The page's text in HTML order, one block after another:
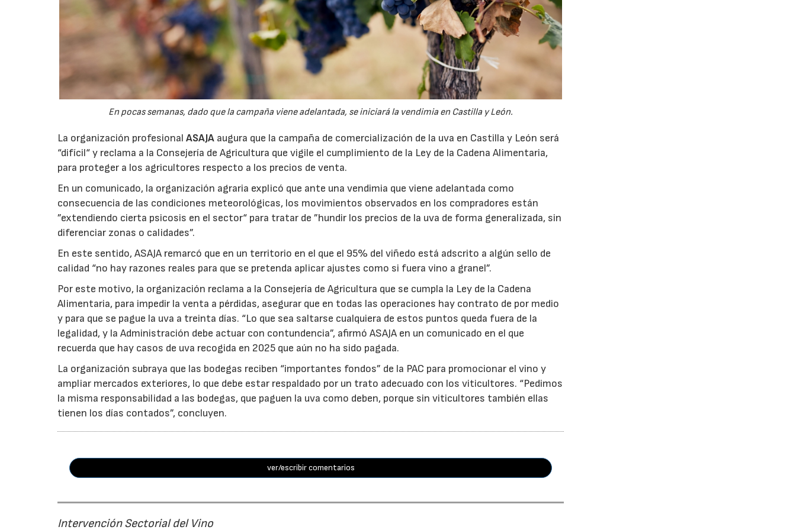
En pocas semanas, dado que la campaña viene adelantada, se iniciará la vendimia en Castilla y León.
La organización profesionalASAJA augura que la campaña de comercialización de la uva en Castilla y León será
“difícil“ y reclama a la Consejería de Agricultura que vigile el cumplimiento de la Ley de la Cadena Alimentaria,
para proteger a los agricultores respecto a los precios de venta.
En un comunicado, la organización agraria explicó que ante una vendimia que viene adelantada como
consecuencia de las condiciones meteorológicas, los movimientos observados en los compradores están
”extendiendo cierta psicosis en el sector“ para tratar de ”hundir los precios de la uva de forma generalizada, sin
diferenciar zonas o calidades”.
En este sentido, ASAJA remarcó que en un territorio en el que el 95% del viñedo está adscrito a algún sello de
calidad “no hay razones reales para que se pretenda aplicar ajustes como si fuera vino a granel”.
Por este motivo, la organización reclama a la Consejería de Agricultura que se cumpla la Ley de la Cadena
Alimentaria, para impedir la venta a pérdidas, asegurar que en todas las operaciones hay contrato de por medio
y para que se pague la uva a treinta días. “Lo que sea saltarse cualquiera de estos puntos queda fuera de la
legalidad, y la Administración debe actuar con contundencia”, afirmó ASAJA en un comunicado en el que
recuerda que hay casos de uva recogida en 2025 que aún no ha sido pagada.
La organización subraya que las bodegas reciben “importantes fondos” de la PAC para promocionar el vino y
ampliar mercados exteriores, lo que debe estar respaldado por un trato adecuado con los viticultores. “Pedimos
la misma responsabilidad a las bodegas, que paguen la uva como deben, porque sin viticultores también ellas
tienen los días contados”, concluyen.
ver/escribir comentarios
Intervención Sectorial del Vino